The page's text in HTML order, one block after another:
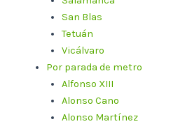
San Blas
Tetuán
Vicálvaro
Por parada de metro
Alfonso XIII
Alonso Cano
Alonso Martínez